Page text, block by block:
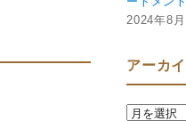
2024年8月
アーカ
ア